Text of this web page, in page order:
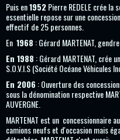
Puis en1952Pierre REDELE crée la
essentielle repose sur une
effectif de 25 personnes.
En 1968 : Gérard MARTENAT,
En 1988 : Gérard MARTENAT, crée
S.O.V.I.S (Société Océane Véhicules
En 2006 : Ouverture des
sous la dénomination respective
AUVERGNE.
MARTENAT est un concessionnaire
camions neufs et d'occasion mais